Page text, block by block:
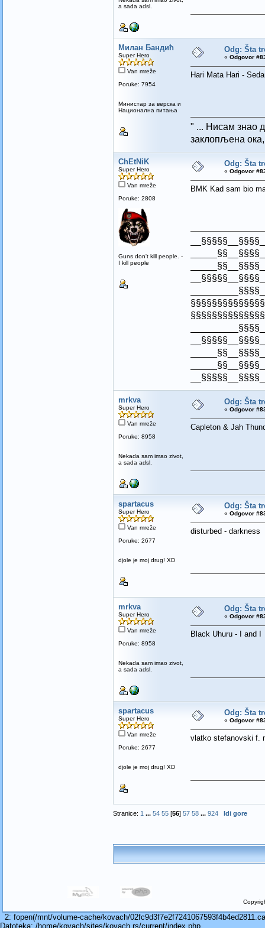
a sada adsl.
Милан Бандић
Super Hero
Van mreže
Poruke: 7954
Mинистар за верска и
Национална питања
Odg: Šta
« Odgovor
Hari Mata Hari -
" ... Нисам знао
заклопљена
ChEtNiK
Super Hero
Van mreže
Poruke: 2808
Guns don't kill people. -
I kill people
Odg: Šta
« Odgovor
BMK Kad sam bio
mrkva
Super Hero
Van mreže
Poruke: 8958
Nekada sam imao zivot,
a sada adsl.
Odg: Šta
« Odgovor
Capleton & Jah
spartacus
Super Hero
Van mreže
Poruke: 2677
djole je moj drug! XD
Odg: Šta
« Odgovor
disturbed - darkness
mrkva
Super Hero
Van mreže
Poruke: 8958
Nekada sam imao zivot,
a sada adsl.
Odg: Šta
« Odgovor
Black Uhuru - I and I
spartacus
Super Hero
Van mreže
Poruke: 2677
djole je moj drug! XD
Odg: Šta
« Odgovor
vlatko stefanovski f.
Stranice: 1 ... 54 55[56] 57 58 ... 924 Idi gore
2: fopen(/mnt/volume-cache/kovach/
Datoteka: /home/kovach/sites/kovach.rs/current/index.php